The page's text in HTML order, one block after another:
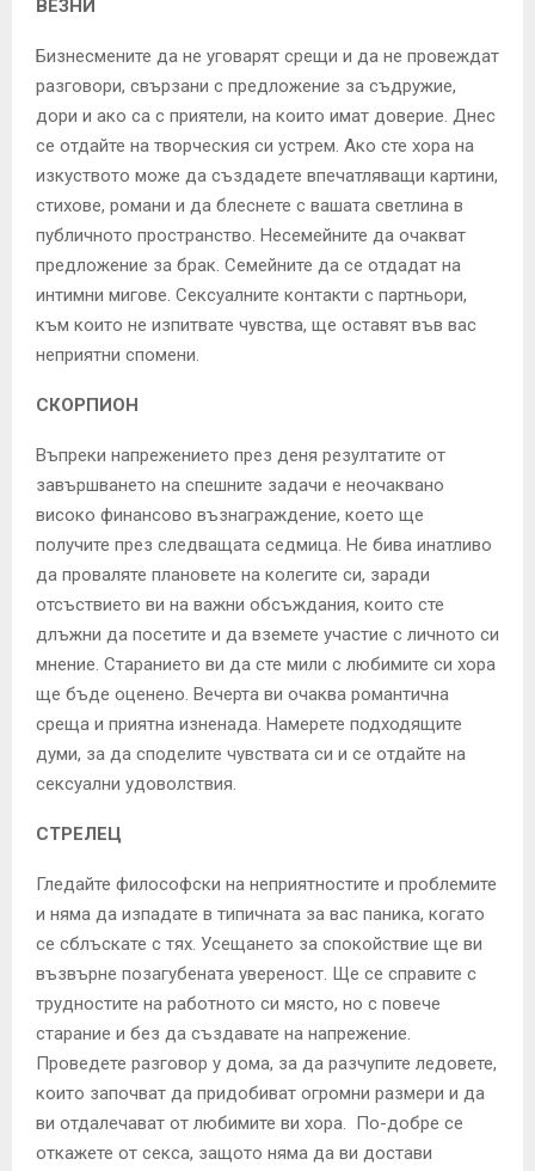
ВЕЗНИ
Бизнесмените да не уговарят срещи и да не провеждат
разговори, свързани с предложение за съдружие,
дори и ако са с приятели, на които имат доверие. Днес
се отдайте на творческия си устрем. Ако сте хора на
изкуството може да създадете впечатляващи картини,
стихове, романи и да блеснете с вашата светлина в
публичното пространство. Несемейните да очакват
предложение за брак. Семейните да се отдадат на
интимни мигове. Сексуалните контакти с партньори,
към които не изпитвате чувства, ще оставят във вас
неприятни спомени.
СКОРПИОН
Въпреки напрежението през деня резултатите от
завършването на спешните задачи е неочаквано
високо финансово възнаграждение, което ще
получите през следващата седмица. Не бива инатливо
да проваляте плановете на колегите си, заради
отсъствието ви на важни обсъждания, които сте
длъжни да посетите и да вземете участие с личното си
мнение. Старанието ви да сте мили с любимите си хора
ще бъде оценено. Вечерта ви очаква романтична
среща и приятна изненада. Намерете подходящите
думи, за да споделите чувствата си и се отдайте на
сексуални удоволствия.
СТРЕЛЕЦ
Гледайте философски на неприятностите и проблемите
и няма да изпадате в типичната за вас паника, когато
се сблъскате с тях. Усещането за спокойствие ще ви
възвърне позагубената увереност. Ще се справите с
трудностите на работното си място, но с повече
старание и без да създавате на напрежение.
Проведете разговор у дома, за да разчупите ледовете,
които започват да придобиват огромни размери и да
ви отдалечават от любимите ви хора. По-добре се
откажете от секса, защото няма да ви достави